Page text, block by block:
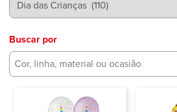
Buscar por